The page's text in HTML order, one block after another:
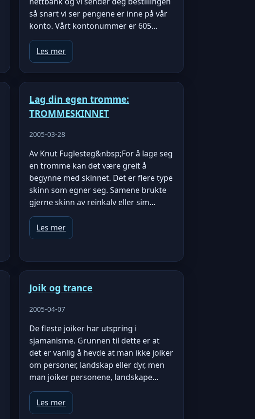
så snart vi ser pengene er inne på vår
konto. Vårt kontonummer er 605…
Les mer
Lag din egen tromme:
TROMMESKINNET
2005-03-28
Av Knut Fuglesteg&nbsp;For å lage seg
en tromme kan det være greit å
begynne med skinnet. Det er flere type
skinn som egner seg. Samene brukte
gjerne skinn av reinkalv eller sim…
Les mer
Joik og trance
2005-04-07
De fleste joiker har utspring i
sjamanisme. Grunnen til dette er at
det er vanlig å hevde at man ikke joiker
om personer, landskap eller dyr, men
man joiker personene, landskape…
Les mer